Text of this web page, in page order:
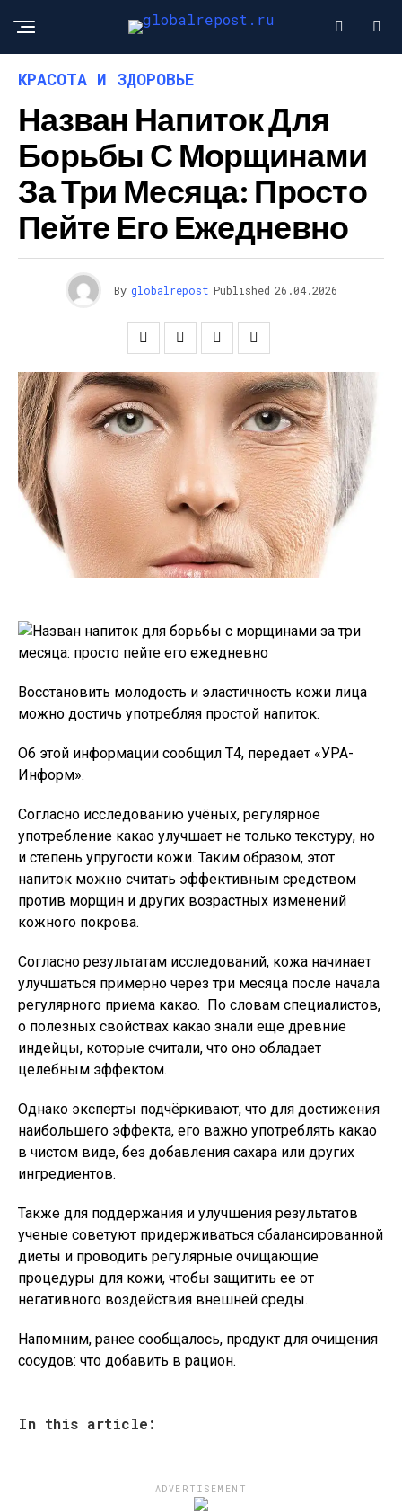
КРАСОТА И ЗДОРОВЬЕ
Назван Напиток Для
Борьбы С Морщинами
За Три Месяца: Просто
Пейте Его Ежедневно
By globalrepost Published 26.04.2026
Восстановить молодость и эластичность кожи лица
можно достичь употребляя простой напиток.
Об этой информации сообщил Т4, передает «УРА-
Информ».
Согласно исследованию учёных, регулярное
употребление какао улучшает не только текстуру, но
и степень упругости кожи. Таким образом, этот
напиток можно считать эффективным средством
против морщин и других возрастных изменений
кожного покрова.
Согласно результатам исследований, кожа начинает
улучшаться примерно через три месяца после начала
регулярного приема какао. По словам специалистов,
о полезных свойствах какао знали еще древние
индейцы, которые считали, что оно обладает
целебным эффектом.
Однако эксперты подчёркивают, что для достижения
наибольшего эффекта, его важно употреблять какао
в чистом виде, без добавления сахара или других
ингредиентов.
Также для поддержания и улучшения результатов
ученые советуют придерживаться сбалансированной
диеты и проводить регулярные очищающие
процедуры для кожи, чтобы защитить ее от
негативного воздействия внешней среды.
Напомним, ранее сообщалось, продукт для очищения
сосудов: что добавить в рацион.
In this article:
ADVERTISEMENT